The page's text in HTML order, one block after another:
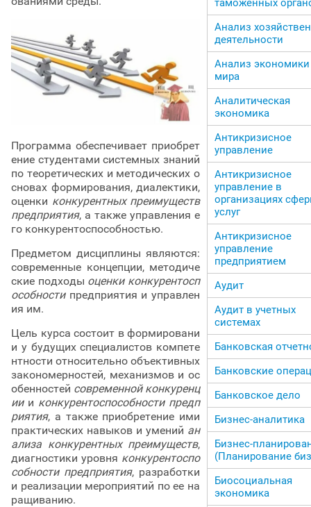
Программа обеспечивает приобрет
ение студентами системных знаний
по теоретических и методических о
сновах формирования, диалектики,
оценки конкурентных преимуществ
предприятия, а также управления е
го конкурентоспособностью.
Предметом дисциплины являются:
современные концепции, методиче
ские подходы оценки конкурентосп
особностипредприятия и управлен
ия им.
Цель курса состоит в формировани
и у будущих специалистов компете
нтности относительно объективных
закономерностей, механизмов и ос
обенностей современной конкуренц
иии конкурентоспособности предп
риятия, а также приобретение ими
практических навыков и умений ан
ализа конкурентных преимуществ,
диагностики уровня конкурентоспо
собности предприятия, разработки
и реализации мероприятий по ее на
ращиванию.
таможенных
Анализ
деятельности
Анализ экономики
мира
Аналитическая
экономика
Антикризисное
управление
Антикризисное
управление в
организациях
услуг
Антикризисное
управление
предприятием
Аудит
Аудит в учетных
системах
Банковская
Банковские
Банковское дело
Бизнес-аналитика
Бизнес-
(Планирование
Биосоциальная
экономика